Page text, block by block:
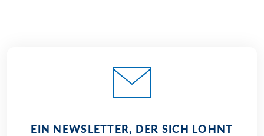
EIN NEWSLETTER, DER SICH LOHNT